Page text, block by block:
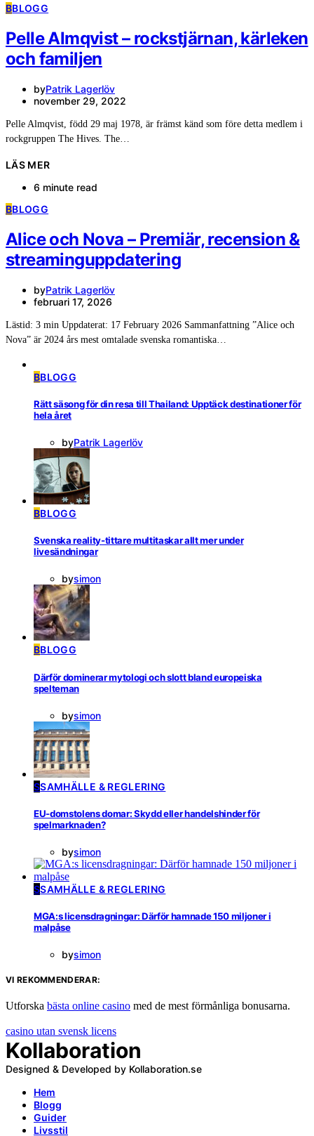
BBLOGG
Pelle Almqvist – rockstjärnan, kärleken
och familjen
byPatrik Lagerlöv
november 29, 2022
Pelle Almqvist, född 29 maj 1978, är främst känd som före detta medlem i
rockgruppen The Hives. The…
LÄS MER
6 minute read
BBLOGG
Alice och Nova – Premiär, recension &
streaminguppdatering
byPatrik Lagerlöv
februari 17, 2026
Lästid: 3 min Uppdaterat: 17 February 2026 Sammanfattning ”Alice och
Nova” är 2024 års mest omtalade svenska romantiska…
BBLOGG
Rätt säsong för din resa till Thailand: Upptäck destinationer för
hela året
byPatrik Lagerlöv
BBLOGG
Svenska reality-tittare multitaskar allt mer under
livesändningar
bysimon
BBLOGG
Därför dominerar mytologi och slott bland europeiska
spelteman
bysimon
SSAMHÄLLE & REGLERING
EU-domstolens domar: Skydd eller handelshinder för
spelmarknaden?
bysimon
SSAMHÄLLE & REGLERING
MGA:s licensdragningar: Därför hamnade 150 miljoner i
malpåse
bysimon
VI REKOMMENDERAR:
Utforska bästa online casino med de mest förmånliga bonusarna.
casino utan svensk licens
Kollaboration
Designed & Developed by Kollaboration.se
Hem
Blogg
Guider
Livsstil